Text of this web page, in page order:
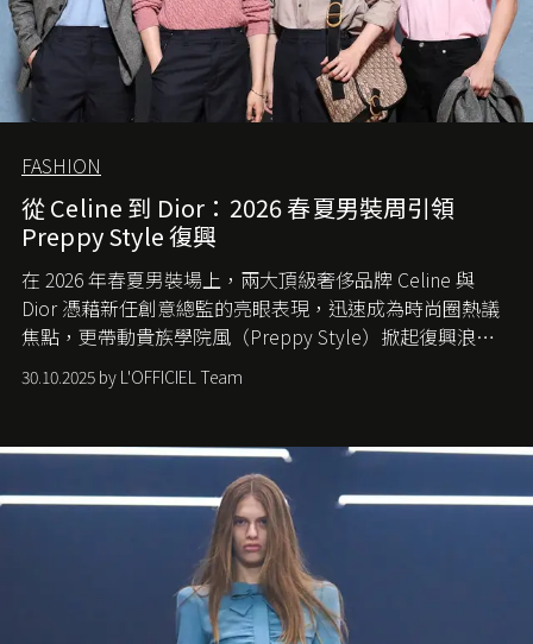
FASHION
從 Celine 到 Dior：2026 春夏男裝周引領
Preppy Style 復興
在 2026 年春夏男裝場上，兩大頂級奢侈品牌 Celine 與
Dior 憑藉新任創意總監的亮眼表現，迅速成為時尚圈熱議
焦點，更帶動貴族學院風（Preppy Style）掀起復興浪
潮，讓這股經典風格再度回到大眾視線。
30.10.2025 by L'OFFICIEL Team